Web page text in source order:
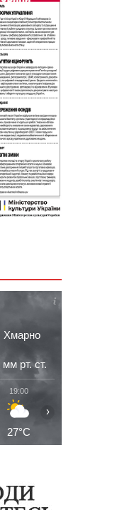
Хмарно
мм рт. ст.
19:00
27°C
›